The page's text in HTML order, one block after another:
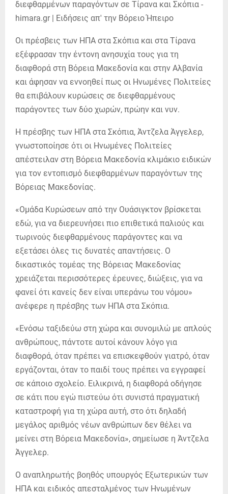
Οι πρέσβεις των ΗΠΑ στα Σκόπια και στα Τίρανα
εξέφρασαν την έντονη ανησυχία τους για τη
διαφθορά στη Βόρεια Μακεδονία και στην Αλβανία
και άφησαν να εννοηθεί πως οι Ηνωμένες Πολιτείες
θα επιβάλουν κυρώσεις σε διεφθαρμένους
παράγοντες των δύο χωρών, πρώην και νυν.
Η πρέσβης των ΗΠΑ στα Σκόπια, Άντζελα Άγγελερ,
γνωστοποίησε ότι οι Ηνωμένες Πολιτείες
απέστειλαν στη Βόρεια Μακεδονία κλιμάκιο ειδικών
για τον εντοπισμό διεφθαρμένων παραγόντων της
Βόρειας Μακεδονίας.
«Ομάδα Κυρώσεων από την Ουάσιγκτον βρίσκεται
εδώ, για να διερευνήσει πιο επιθετικά παλιούς και
τωρινούς διεφθαρμένους παράγοντες και να
εξετάσει όλες τις δυνατές απαντήσεις. Ο
δικαστικός τομέας της Βόρειας Μακεδονίας
χρειάζεται περισσότερες έρευνες, διώξεις, για να
φανεί ότι κανείς δεν είναι υπεράνω του νόμου»
ανέφερε η πρέσβης των ΗΠΑ στα Σκόπια.
«Ενόσω ταξιδεύω στη χώρα και συνομιλώ με απλούς
ανθρώπους, πάντοτε αυτοί κάνουν λόγο για
διαφθορά, όταν πρέπει να επισκεφθούν γιατρό, όταν
εργάζονται, όταν το παιδί τους πρέπει να εγγραφεί
σε κάποιο σχολείο. Ειλικρινά, η διαφθορά οδήγησε
σε κάτι που εγώ πιστεύω ότι συνιστά πραγματική
καταστροφή για τη χώρα αυτή, στο ότι δηλαδή
μεγάλος αριθμός νέων ανθρώπων δεν θέλει να
μείνει στη Βόρεια Μακεδονία», σημείωσε η Άντζελα
Άγγελερ.
Ο αναπληρωτής βοηθός υπουργός Εξωτερικών των
ΗΠΑ και ειδικός απεσταλμένος των Ηνωμένων